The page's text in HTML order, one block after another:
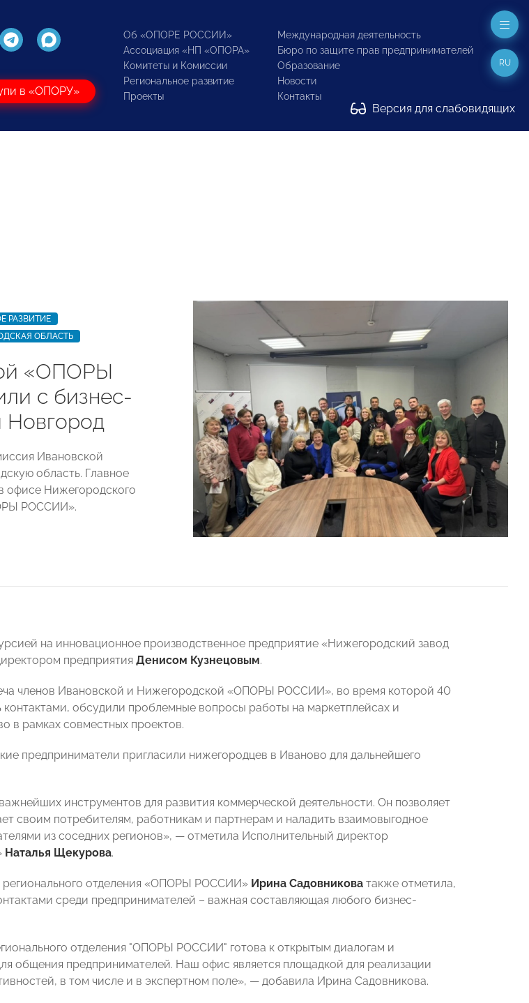
в «ОПОРУ»
Об «ОПОРЕ РОССИИ»
Ассоциация «НП «ОПОРА»
Комитеты и Комиссии
Региональное развитие
Проекты
Международная деятельность
Бюро по защите прав предпринимателей
Образование
Новости
Контакты
Версия для слабовидящих
RU
РАЗВИТИЕ
ОБЛАСТЬ
«ОПОРЫ
с бизнес-
Ивановской
область. Главное
офисе Нижегородского
РОССИИ».
на инновационное производственное предприятие «Нижегородский завод
предприятия Денисом Кузнецовым.
членов Ивановской и Нижегородской «ОПОРЫ РОССИИ», во время которой 40
обсудили проблемные вопросы работы на маркетплейсах и
в рамках совместных проектов.
предприниматели пригласили нижегородцев в Иваново для дальнейшего
инструментов для развития коммерческой деятельности. Он позволяет
своим потребителям, работникам и партнерам и наладить взаимовыгодное
из соседних регионов», — отметила Исполнительный директор
Наталья Щекурова.
регионального отделения «ОПОРЫ РОССИИ» Ирина Садовникова также отметила,
среди предпринимателей – важная составляющая любого бизнес-
отделения "ОПОРЫ РОССИИ" готова к открытым диалогам и
общения предпринимателей. Наш офис является площадкой для реализации
в том числе и в экспертном поле», — добавила Ирина Садовникова.